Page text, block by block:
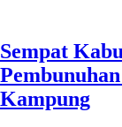
Sempat
Kampung